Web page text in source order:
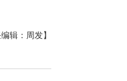
编辑：周发】